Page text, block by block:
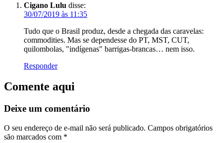
Cigano Lulu disse:
30/07/2019 às 11:35
Tudo que o Brasil produz, desde a chegada das caravelas:
commodities. Mas se dependesse do PT, MST, CUT,
quilombolas, "indígenas" barrigas-brancas… nem isso.
Responder
Comente aqui
Deixe um comentário
O seu endereço de e-mail não será publicado. Campos obrigatórios
são marcados com *